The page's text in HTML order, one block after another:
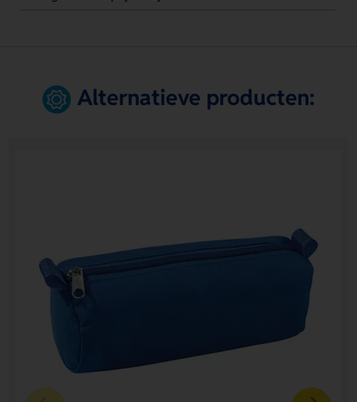
Alternatieve producten: